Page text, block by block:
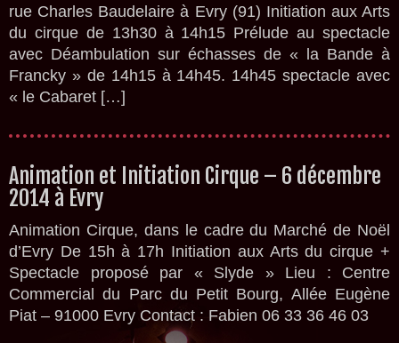
rue Charles Baudelaire à Evry (91) Initiation aux Arts
du cirque de 13h30 à 14h15 Prélude au spectacle
avec Déambulation sur échasses de « la Bande à
Francky » de 14h15 à 14h45. 14h45 spectacle avec
« le Cabaret […]
Animation et Initiation Cirque – 6 décembre
2014 à Evry
Animation Cirque, dans le cadre du Marché de Noël
d’Evry De 15h à 17h Initiation aux Arts du cirque +
Spectacle proposé par « Slyde » Lieu : Centre
Commercial du Parc du Petit Bourg, Allée Eugène
Piat – 91000 Evry Contact : Fabien 06 33 36 46 03